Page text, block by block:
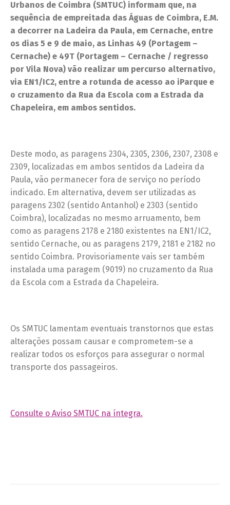
Urbanos de Coimbra (SMTUC) informam que, na
sequência de empreitada das Águas de Coimbra, E.M.
a decorrer na Ladeira da Paula, em Cernache, entre
os dias 5 e 9 de maio, as Linhas 49 (Portagem –
Cernache) e 49T (Portagem – Cernache / regresso
por Vila Nova) vão realizar um percurso alternativo,
via EN1/IC2, entre a rotunda de acesso ao iParque e
o cruzamento da Rua da Escola com a Estrada da
Chapeleira, em ambos sentidos.
Deste modo, as paragens 2304, 2305, 2306, 2307, 2308 e
2309, localizadas em ambos sentidos da Ladeira da
Paula, vão permanecer fora de serviço no período
indicado. Em alternativa, devem ser utilizadas as
paragens 2302 (sentido Antanhol) e 2303 (sentido
Coimbra), localizadas no mesmo arruamento, bem
como as paragens 2178 e 2180 existentes na EN1/IC2,
sentido Cernache, ou as paragens 2179, 2181 e 2182 no
sentido Coimbra. Provisoriamente vais ser também
instalada uma paragem (9019) no cruzamento da Rua
da Escola com a Estrada da Chapeleira.
Os SMTUC lamentam eventuais transtornos que estas
alterações possam causar e comprometem-se a
realizar todos os esforços para assegurar o normal
transporte dos passageiros.
Consulte o Aviso SMTUC na íntegra.